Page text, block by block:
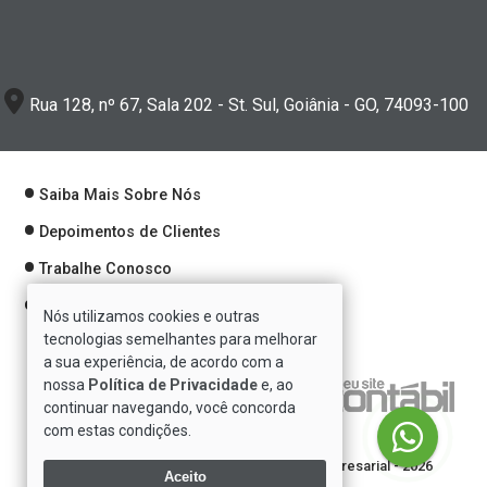
Rua 128, nº 67, Sala 202 - St. Sul, Goiânia - GO, 74093-100
Saiba Mais Sobre Nós
Depoimentos de Clientes
Trabalhe Conosco
Política de Privacidade
Verificada por
Direitos reservados à Se7e Consultoria Empresarial - 2026
Nós utilizamos cookies e outras
tecnologias semelhantes para melhorar
a sua experiência, de acordo com a
nossa Política de Privacidadee, ao
continuar navegando, você concorda
com estas condições.
Aceito